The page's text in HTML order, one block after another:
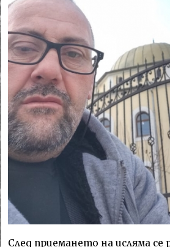
След приемането на исляма се